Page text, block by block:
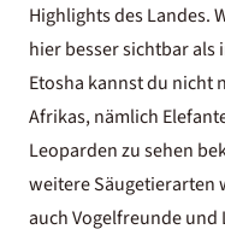
Highlights des Landes.
hier besser sichtbar als
Etosha kannst du nicht
Afrikas, nämlich
Leoparden zu sehen
weitere Säugetierarten
auch Vogelfreunde